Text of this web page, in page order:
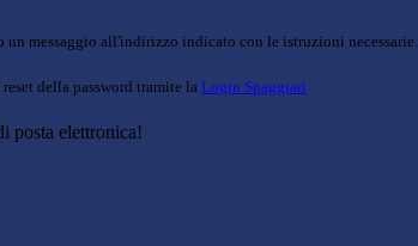
un messaggio all'indirizzo indicato con le istruzioni necessarie.
della password tramite la Login Spaggiari
posta elettronica!